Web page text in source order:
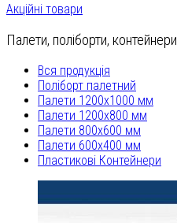
Акційні товари
Палети, поліборти, контейнери
Вся продукція
Поліборт палетний
Палети 1200x1000 мм
Палети 1200x800 мм
Палети 800x600 мм
Палети 600x400 мм
Пластикові Контейнери